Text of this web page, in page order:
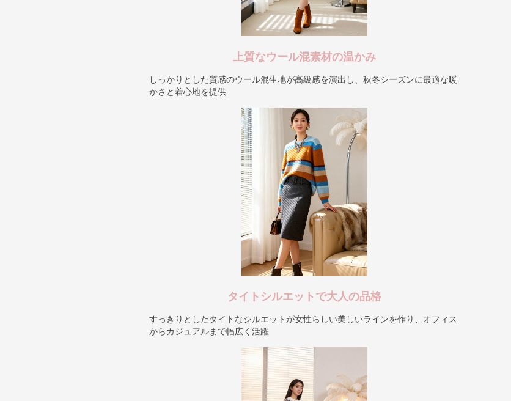
上質なウール混素材の温かみ
しっかりとした質感のウール混生地が高級感を演出し、秋冬シーズンに最適な暖
かさと着心地を提供
タイトシルエットで大人の品格
すっきりとしたタイトなシルエットが女性らしい美しいラインを作り、オフィス
からカジュアルまで幅広く活躍